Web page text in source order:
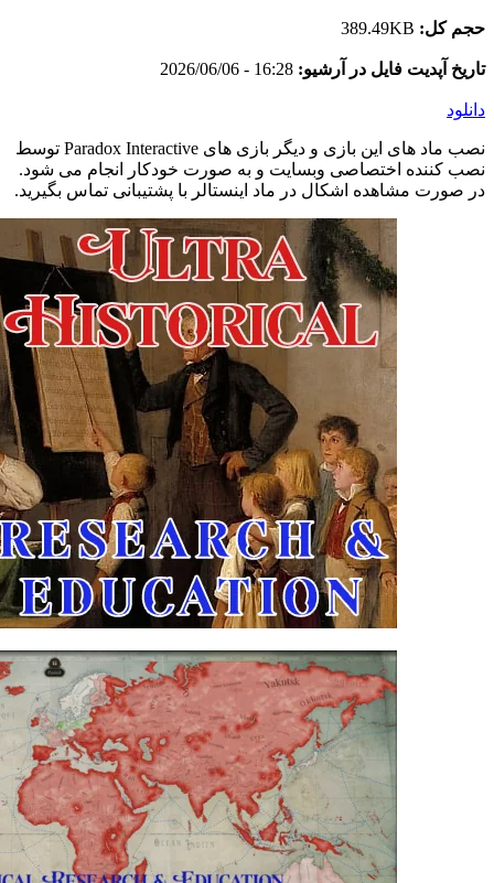
حجم کل: 389.49KB
تاریخ آپدیت فایل در آرشیو: 16:28 - 2026/06/06
دانلود
نصب ماد های این بازی و دیگر بازی های Paradox Interactive توسط
نصب کننده اختصاصی وبسایت و به صورت خودکار انجام می شود.
در صورت مشاهده اشکال در ماد اینستالر با پشتیبانی تماس بگیرید.